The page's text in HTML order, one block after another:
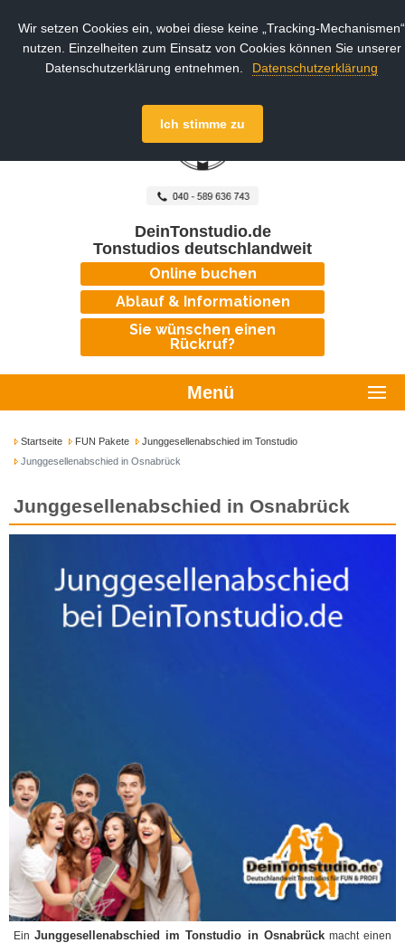
Wir setzen Cookies ein, wobei diese keine „Tracking-Mechanismen“
nutzen. Einzelheiten zum Einsatz von Cookies können Sie unserer
Datenschutzerklärung entnehmen.
Datenschutzerklärung
Ich stimme zu
DeinTonstudio.de
Tonstudios deutschlandweit
Online buchen
Ablauf & Informationen
Sie wünschen einen
Rückruf?
Menü
Startseite FUN Pakete
Junggesellenabschied im Tonstudio
Junggesellenabschied in Osnabrück
Junggesellenabschied in Osnabrück
EinJunggesellenabschied im Tonstudio in Osnabrückmacht einen